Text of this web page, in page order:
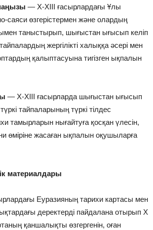
— Х-ХІІІ ғасырлардағы Ұлы
саяси өзгерістермен және олардың
таныстырып, шығыстан ығысып келіп
жергілікті халыққа әсері мен
қалыптасуына тигізген ықпалын
— Х-ХІІІ ғасырларда шығыстан ығысып
тайпаларының түркi тілдес
тамырларын нығайтуға қосқан үлесін,
өміріне жасаған ықпалын оқушыларға
материалдары
Еуразияның тарихи картасы мен
деректерді пайдалана отырып X
қаншалықты өзгергенін, оған